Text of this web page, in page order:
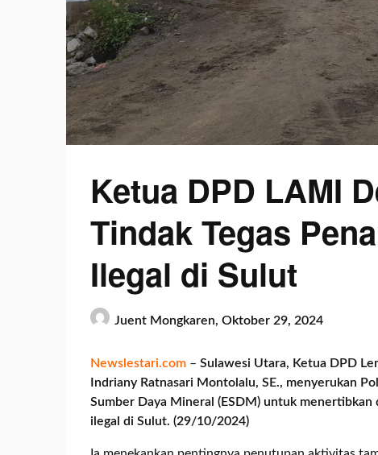
Ketua DPD LAMI
Tindak Tegas
Ilegal di Sulut
Juent Mongkaren, Oktober 29, 2024
Newslestari.com – Sulawesi Utara, Ketua DPD
Indriany Ratnasari Montolalu, SE., menyerukan
Sumber Daya Mineral (ESDM) untuk
ilegal di Sulut. (29/10/2024)